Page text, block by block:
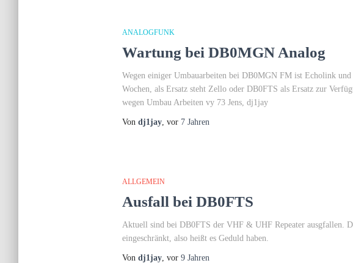
ANALOGFUNK
Wartung bei DB0MGN Analog
Wegen einiger Umbauarbeiten bei DB0MGN FM ist Echolink
Wochen, als Ersatz steht Zello oder DB0FTS als Ersatz zur
wegen Umbau Arbeiten vy 73 Jens, dj1jay
Von dj1jay, vor 7 Jahren
ALLGEMEIN
Ausfall bei DB0FTS
Aktuell sind bei DB0FTS der VHF & UHF Repeater ausgfallen.
eingeschränkt, also heißt es Geduld haben.
Von dj1jay, vor 9 Jahren